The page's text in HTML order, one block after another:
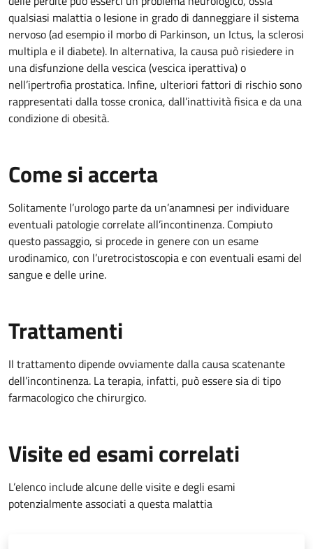
qualsiasi malattia o lesione in grado di danneggiare il sistema
nervoso (ad esempio il morbo di Parkinson, un Ictus, la sclerosi
multipla e il diabete). In alternativa, la causa può risiedere in
una disfunzione della vescica (vescica iperattiva) o
nell’ipertrofia prostatica. Infine, ulteriori fattori di rischio sono
rappresentati dalla tosse cronica, dall’inattività fisica e da una
condizione di obesità.
Come si accerta
Solitamente l’urologo parte da un’anamnesi per individuare
eventuali patologie correlate all’incontinenza. Compiuto
questo passaggio, si procede in genere con un esame
urodinamico, con l’uretrocistoscopia e con eventuali esami del
sangue e delle urine.
Trattamenti
Il trattamento dipende ovviamente dalla causa scatenante
dell’incontinenza. La terapia, infatti, può essere sia di tipo
farmacologico che chirurgico.
Visite ed esami correlati
L’elenco include alcune delle visite e degli esami
potenzialmente associati a questa malattia